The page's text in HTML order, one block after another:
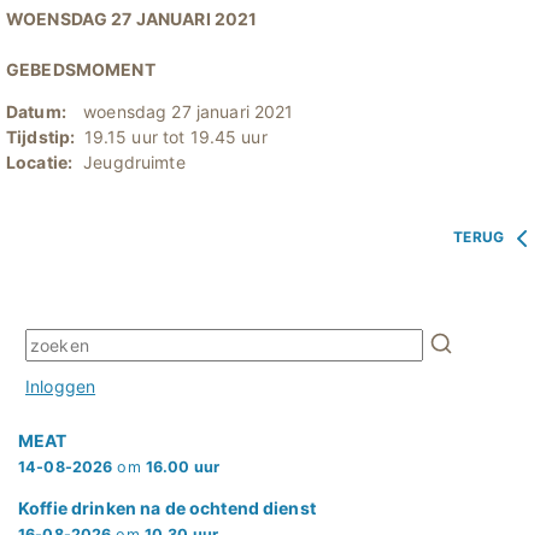
WOENSDAG 27 JANUARI 2021
GEBEDSMOMENT
Datum:
woensdag 27 januari 2021
Tijdstip: 19.15 uur tot 19.45 uur
Locatie: Jeugdruimte
TERUG
Inloggen
MEAT
14-08-2026 om 16.00 uur
Koffie drinken na de ochtend dienst